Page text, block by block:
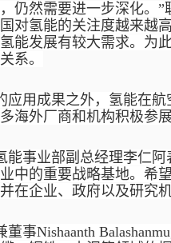
仍然需要进一步深化。
对氢能的关注度越来越
能发展有较大需求。为
系。
应用成果之外，氢能在
海外厂商和机构积极参
能事业部副总经理李仁
中的重要战略基地。希
在企业、政府以及研究
董事Nishaanth